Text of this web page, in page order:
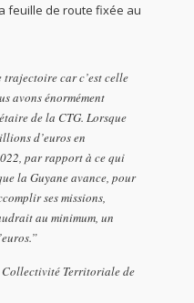
feuille de route fixée au
car c’est celle
avons énormément
de la CTG. Lorsque
d’euros en
par rapport à ce qui
la Guyane avance, pour
ses missions,
au minimum, un
Territoriale de